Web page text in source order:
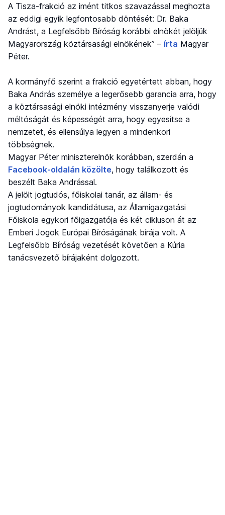
A Tisza-frakció az imént titkos szavazással meghozta
az eddigi egyik legfontosabb döntését: Dr. Baka
Andrást, a Legfelsőbb Bíróság korábbi elnökét jelöljük
Magyarország köztársasági elnökének” – írta Magyar
Péter.
A kormányfő szerint a frakció egyetértett abban, hogy
Baka András személye a legerősebb garancia arra, hogy
a köztársasági elnöki intézmény visszanyerje valódi
méltóságát és képességét arra, hogy egyesítse a
nemzetet, és ellensúlya legyen a mindenkori
többségnek.
Magyar Péter miniszterelnök korábban, szerdán a
Facebook-oldalán közölte, hogy találkozott és
beszélt Baka Andrással.
A jelölt jogtudós, főiskolai tanár, az állam- és
jogtudományok kandidátusa, az Államigazgatási
Főiskola egykori főigazgatója és két cikluson át az
Emberi Jogok Európai Bíróságának bírája volt. A
Legfelsőbb Bíróság vezetését követően a Kúria
tanácsvezető bírájaként dolgozott.